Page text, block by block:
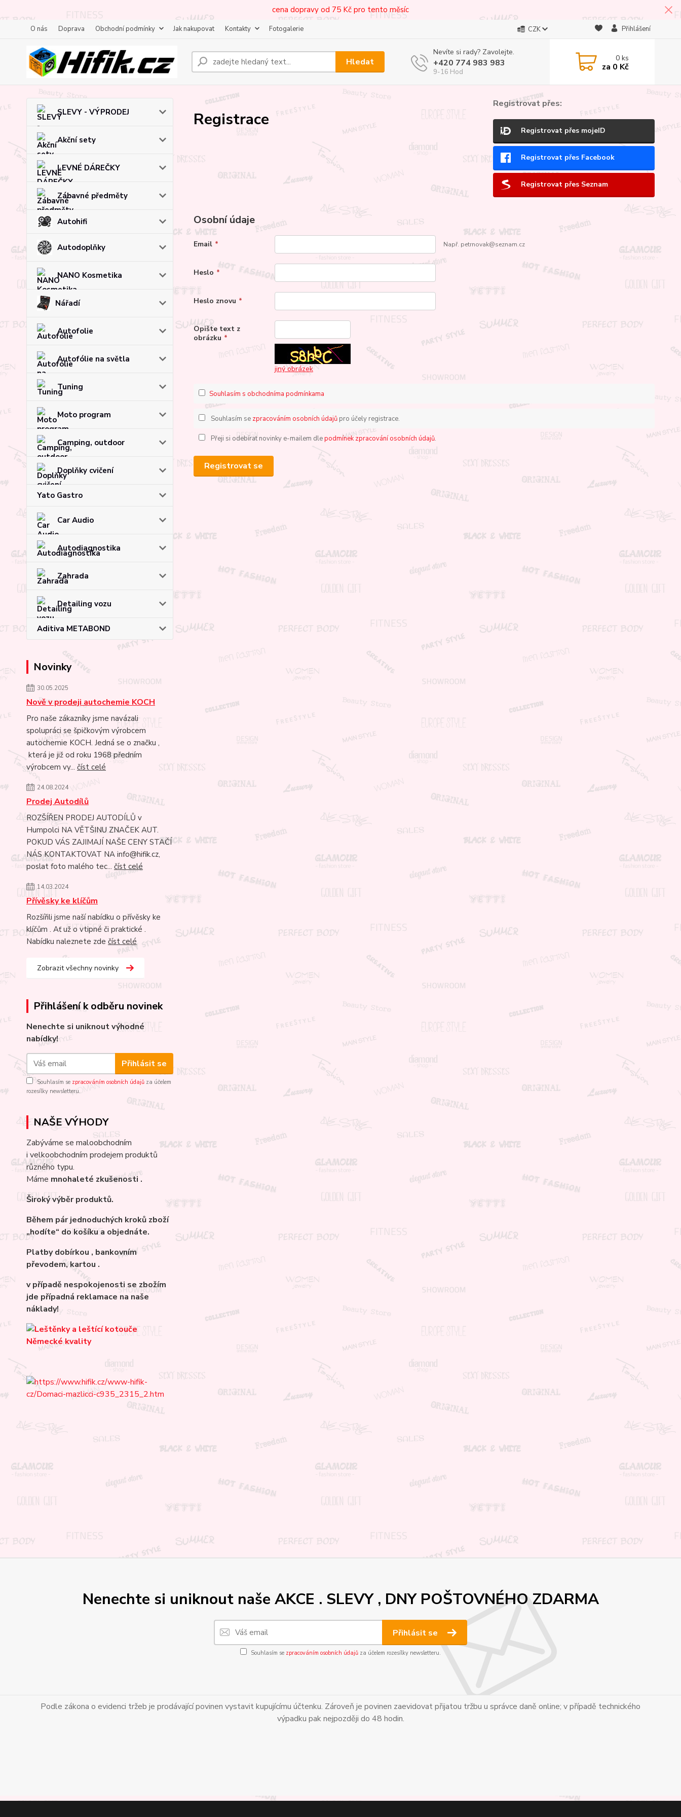
cena dopravy od 75 Kč pro tento měsíc
O nás Doprava Obchodní podmínky Jak nakupovat Kontakty Fotogalerie CZK Přihlášení
Hledat
Nevíte si rady? Zavolejte.
+420 774 983 983
9-16 Hod
0ks
za 0 Kč
SLEVY - VÝPRODEJ
Akční sety
LEVNÉ DÁREČKY
Zábavné předměty
Autohifi
Autodoplňky
NANO Kosmetika
Nářadí
Autofolie
Autofólie na světla
Tuning
Moto program
Camping, outdoor
Doplňky cvičení
Yato Gastro
Car Audio
Autodiagnostika
Zahrada
Detailing vozu
Aditiva METABOND
Novinky
30.05.2025
Nově v prodeji autochemie KOCH
Pro naše zákazníky jsme navázali
spolupráci se špičkovým výrobcem
autochemie KOCH. Jedná se o značku ,
která je již od roku 1968 předním
výrobcem vy... číst celé
24.08.2024
Prodej Autodílů
ROZŠÍŘEN PRODEJ AUTODÍLŮ v
Humpolci NA VĚTŠINU ZNAČEK AUT.
POKUD VÁS ZAJIMAJÍ NAŠE CENY STAČÍ
NÁS KONTAKTOVAT NA info@hifik.cz,
poslat foto malého tec... číst celé
14.03.2024
Přívěsky ke klíčům
Rozšířili jsme naší nabídku o přívěsky ke
klíčům . Ať už o vtipné či praktické .
Nabídku naleznete zde číst celé
Zobrazit všechny novinky
Přihlášení k odběru novinek
Nenechte si uniknout výhodné
nabídky!
Přihlásit se
Souhlasím se zpracováním osobních údajů za účelem
rozesílky newsletteru.
NAŠE VÝHODY
Zabýváme se maloobchodním
i velkoobchodním prodejem produktů
různého typu.
Máme mnohaleté zkušenosti .
Široký výběr produktů.
Během pár jednoduchých kroků zboží
„hodíte“ do košíku a objednáte.
Platby dobírkou , bankovním
převodem, kartou .
v případě nespokojenosti se zbožím
jde případná reklamace na naše
náklady!
Registrace
Registrovat přes:
Registrovat přes mojeID
Registrovat přes Facebook
Registrovat přes Seznam
Osobní údaje
Email * Např. petrnovak@seznam.cz
Heslo *
Heslo znovu *
Opište text z
obrázku *
jiný obrázek
Souhlasím s obchodníma podmínkama
Souhlasím se zpracováním osobních údajůpro účely registrace.
Přeji si odebírat novinky e-mailem dlepodmínek zpracování osobních údajů.
Registrovat se
Nenechte si uniknout naše AKCE . SLEVY , DNY POŠTOVNÉHO ZDARMA
Přihlásit se
Souhlasím se zpracováním osobních údajů za účelem rozesílky newsletteru.
Podle zákona o evidenci tržeb je prodávající povinen vystavit kupujícímu účtenku. Zároveň je povinen zaevidovat přijatou tržbu u správce daně online; v případě technického
výpadku pak nejpozději do 48 hodin.